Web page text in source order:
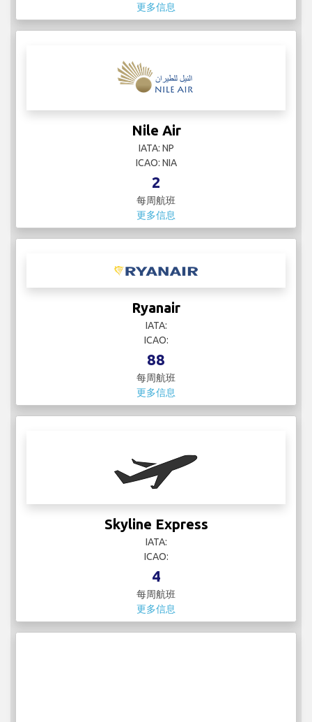
更多信息
Nile Air
IATA: NP
ICAO: NIA
2
每周航班
更多信息
Ryanair
IATA:
ICAO:
88
每周航班
更多信息
Skyline Express
IATA:
ICAO:
4
每周航班
更多信息